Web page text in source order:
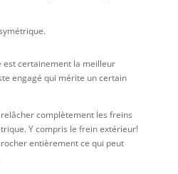
est certainement la meilleur
engagé qui mérite un certain
complètement les freins
Y compris le frein extérieur!
entièrement ce qui peut